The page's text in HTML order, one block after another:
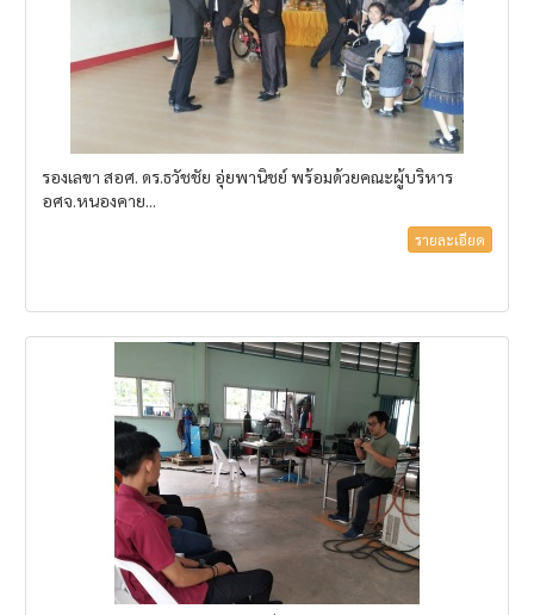
รองเลขา สอศ. ดร.ธวัชชัย อุ่ยพานิชย์ พร้อมด้วยคณะผู้บริหาร
อศจ.หนองคาย...
รายละเอียด